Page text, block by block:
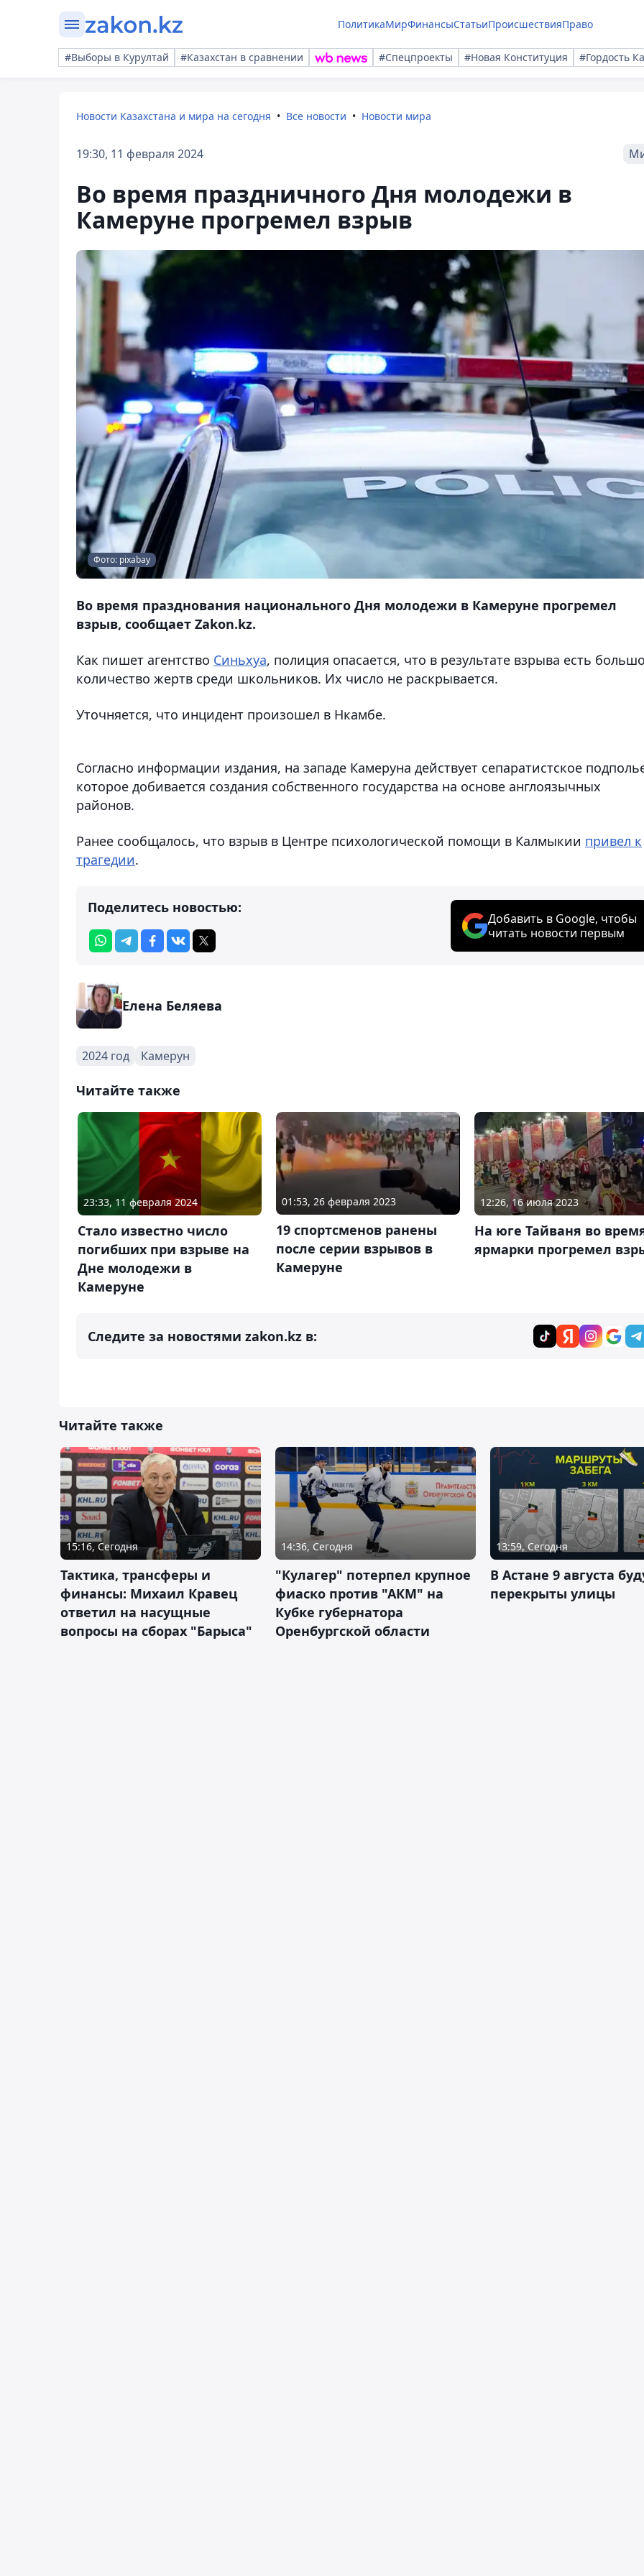
ПолитикаМирФинансыСтатьиПроисшествияПраво
#Выборы в Курултай #Казахстан в сравнении #Спецпроекты #Новая Конституция #Гордость
Новости Казахстана и мира на сегодня Все новости Новости мира
19:30, 11 февраля 2024
Во время праздничного Дня молодежи в
Камеруне прогремел взрыв
Фото: pixabay
Во время празднования национального Дня молодежи в Камеруне прогремел
взрыв, сообщает Zakon.kz.
Как пишет агентство Синьхуа, полиция опасается, что в результате взрыва есть
количество жертв среди школьников. Их число не раскрывается.
Уточняется, что инцидент произошел в Нкамбе.
Согласно информации издания, на западе Камеруна действует сепаратистское
которое добивается создания собственного государства на основе англоязычных
районов.
Ранее сообщалось, что взрыв в Центре психологической помощи в Калмыкии привел к
трагедии.
Поделитесь новостью:
Добавить в Google, чтобы
читать новости первым
Елена Беляева
2024 год Камерун
Читайте также
23:33, 11 февраля 2024
Стало известно число
погибших при взрыве на
Дне молодежи в
Камеруне
01:53, 26 февраля 2023
19 спортсменов ранены
после серии взрывов в
Камеруне
12:26, 16 июля 2023
На юге Тайваня во
ярмарки прогремел
Следите за новостями zakon.kz в:
Читайте также
15:16, Сегодня
Тактика, трансферы и
финансы: Михаил Кравец
ответил на насущные
вопросы на сборах "Барыса"
14:36, Сегодня
"Кулагер" потерпел крупное
фиаско против "АКМ" на
Кубке губернатора
Оренбургской области
13:59, Сегодня
В Астане 9 августа
перекрыты улицы